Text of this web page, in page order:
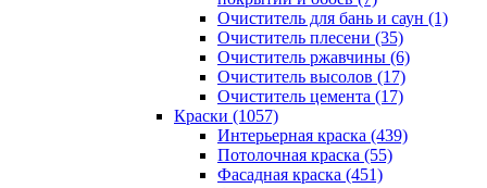
Очиститель для бань и саун (1)
Очиститель плесени (35)
Очиститель ржавчины (6)
Очиститель высолов (17)
Очиститель цемента (17)
Краски (1057)
Интерьерная краска (439)
Потолочная краска (55)
Фасадная краска (451)